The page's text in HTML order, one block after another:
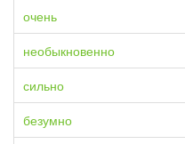
очень
необыкновенно
сильно
безумно